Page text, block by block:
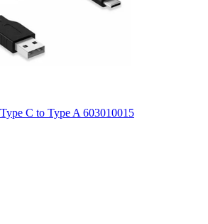
C to Type A 603010015